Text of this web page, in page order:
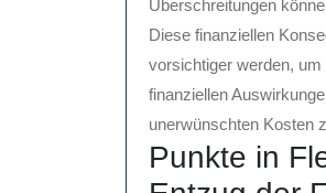
Überschreitungen
Diese finanziellen
vorsichtiger werden,
finanziellen
unerwünschten Kosten
Punkte in